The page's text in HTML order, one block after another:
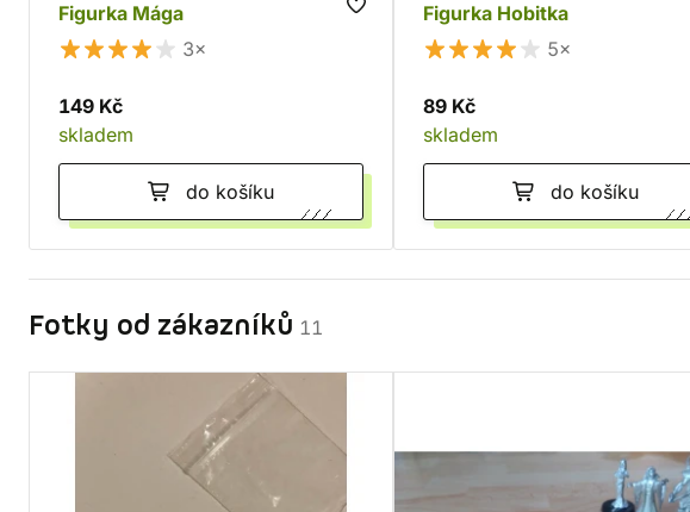
Figurka Mága
3×
149 Kč
skladem
do košíku
Figurka Hobitka
5×
89 Kč
skladem
do košíku
Fotky od zákazníků 11